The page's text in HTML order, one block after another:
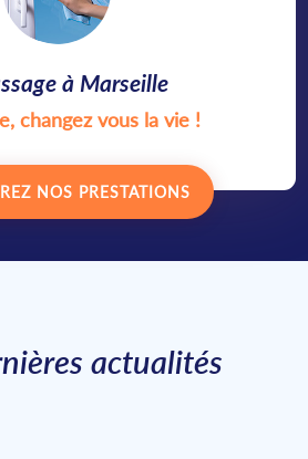
à Marseille
changez vous la vie !
NOS PRESTATIONS
actualités